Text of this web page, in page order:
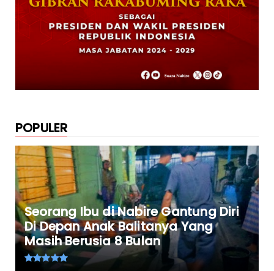
Karton Minuman Beralkoho...
October 20, 2024
POPULER
Seorang Ibu di Nabire Gantung Diri
Di Depan Anak Balitanya Yang
Masih Berusia 8 Bulan